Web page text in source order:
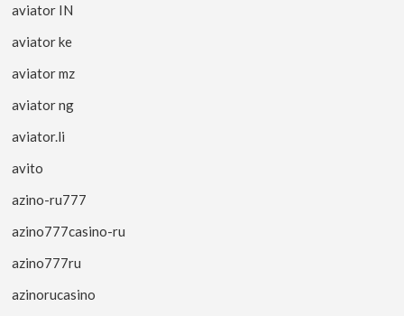
aviator IN
aviator ke
aviator mz
aviator ng
aviator.li
avito
azino-ru777
azino777casino-ru
azino777ru
azinorucasino